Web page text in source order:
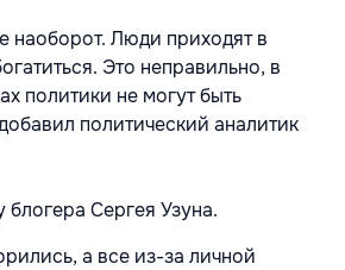
наоборот. Люди приходят в
Это неправильно, в
политики не могут быть
политический аналитик
Сергея Узуна.
а все из-за личной